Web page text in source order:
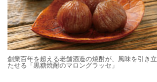
創業百年を超える老舗酒造の焼酎が、風味を引き立
たせる「黒糖焼酎のマロングラッセ」